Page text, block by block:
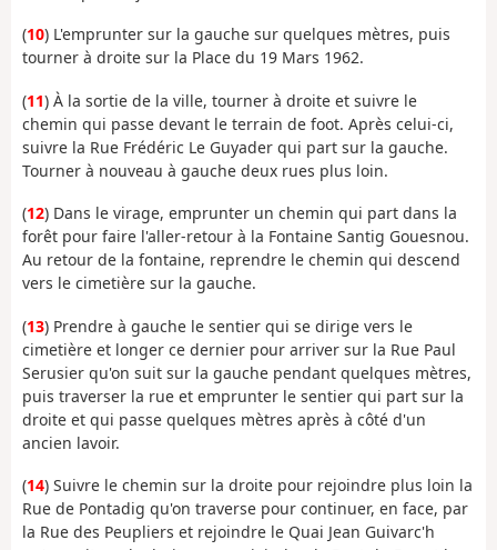
(10) L'emprunter sur la gauche sur quelques mètres, puis
tourner à droite sur la Place du 19 Mars 1962.
(11) À la sortie de la ville, tourner à droite et suivre le
chemin qui passe devant le terrain de foot. Après celui-ci,
suivre la Rue Frédéric Le Guyader qui part sur la gauche.
Tourner à nouveau à gauche deux rues plus loin.
(12) Dans le virage, emprunter un chemin qui part dans la
forêt pour faire l'aller-retour à la Fontaine Santig Gouesnou.
Au retour de la fontaine, reprendre le chemin qui descend
vers le cimetière sur la gauche.
(13) Prendre à gauche le sentier qui se dirige vers le
cimetière et longer ce dernier pour arriver sur la Rue Paul
Serusier qu'on suit sur la gauche pendant quelques mètres,
puis traverser la rue et emprunter le sentier qui part sur la
droite et qui passe quelques mètres après à côté d'un
ancien lavoir.
(14) Suivre le chemin sur la droite pour rejoindre plus loin la
Rue de Pontadig qu'on traverse pour continuer, en face, par
la Rue des Peupliers et rejoindre le Quai Jean Guivarc'h